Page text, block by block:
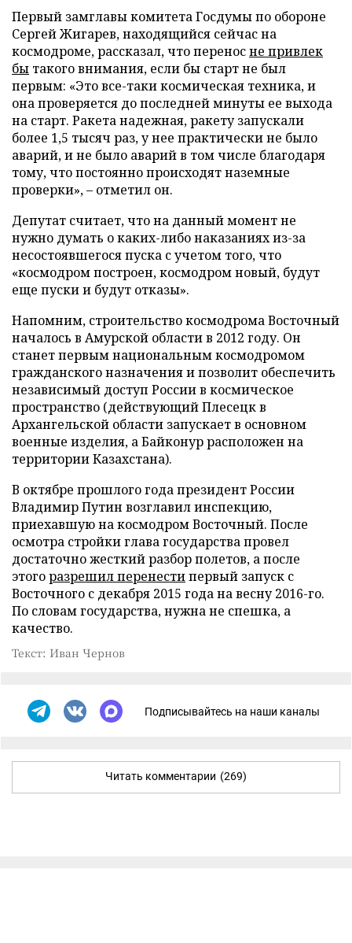
Первый замглавы комитета Госдумы по обороне
Сергей Жигарев, находящийся сейчас на
космодроме, рассказал, что переносне привлек
бы такого внимания, если бы старт не был
первым: «Это все-таки космическая техника, и
она проверяется до последней минуты ее выхода
на старт. Ракета надежная, ракету запускали
более 1,5 тысяч раз, у нее практически не было
аварий, и не было аварий в том числе благодаря
тому, что постоянно происходят наземные
проверки», – отметил он.
Депутат считает, что на данный момент не
нужно думать о каких-либо наказаниях из-за
несостоявшегося пуска с учетом того, что
«космодром построен, космодром новый, будут
еще пуски и будут отказы».
Напомним, строительство космодрома Восточный
началось в Амурской области в 2012 году. Он
станет первым национальным космодромом
гражданского назначения и позволит обеспечить
независимый доступ России в космическое
пространство (действующий Плесецк в
Архангельской области запускает в основном
военные изделия, а Байконур расположен на
территории Казахстана).
В октябре прошлого года президент России
Владимир Путин возглавил инспекцию,
приехавшую на космодром Восточный. После
осмотра стройки глава государства провел
достаточно жесткий разбор полетов, а после
этогоразрешил перенестипервый запуск с
Восточного с декабря 2015 года на весну 2016-го.
По словам государства, нужна не спешка, а
качество.
Текст: Иван Чернов
Подписывайтесь на наши каналы
Читать комментарии (269)